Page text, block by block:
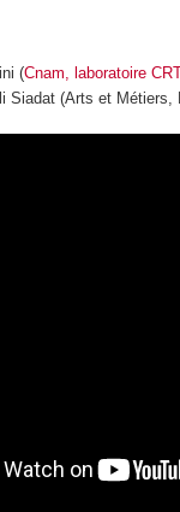
(Cnam, laboratoire
Siadat (Arts et Métiers,